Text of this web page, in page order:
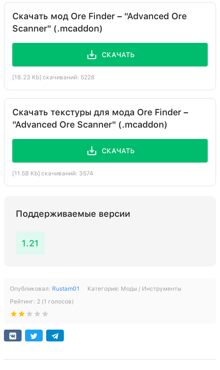
Скачать мод Ore Finder – "Advanced Ore
Scanner" (.mcaddon)
СКАЧАТЬ
[18.23 Kb] скачиваний: 5228
Скачать текстуры для мода Ore Finder –
"Advanced Ore Scanner" (.mcaddon)
СКАЧАТЬ
[11.58 Kb] скачиваний: 3574
Поддерживаемые версии
1.21
Опубликовал: Rustam01 Категория: Моды / Инструменты
Рейтинг: 2 (1 голосов)